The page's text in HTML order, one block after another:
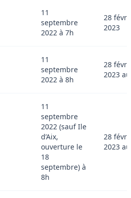
11
septembre
2022 à 7h
28
2023
11
septembre
2022 à 8h
28
2023
11
septembre
2022 (sauf Ile
d’Aix,
ouverture le
18
septembre) à
8h
28
2023